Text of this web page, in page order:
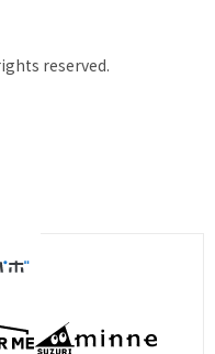
reserved.